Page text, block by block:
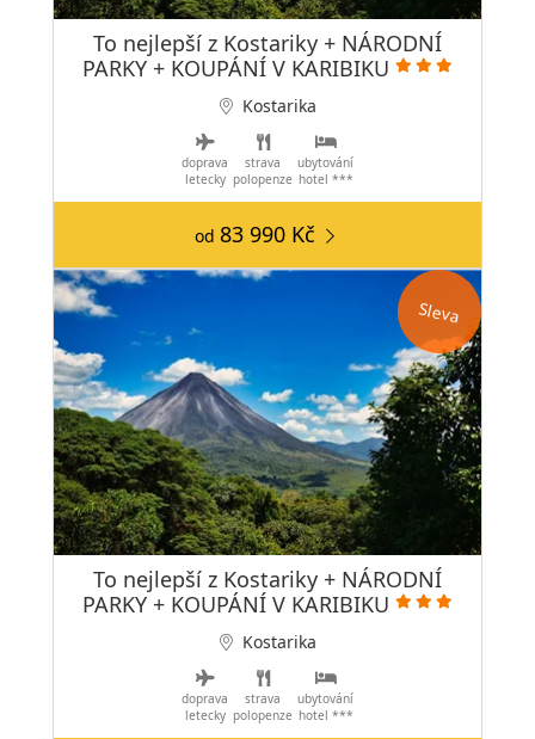
To nejlepší z Kostariky + NÁRODNÍ
PARKY + KOUPÁNÍ V KARIBIKU
Kostarika
doprava
letecky
strava
polopenze
ubytování
hotel ***
od 83 990 Kč
Sleva
To nejlepší z Kostariky + NÁRODNÍ
PARKY + KOUPÁNÍ V KARIBIKU
Kostarika
doprava
letecky
strava
polopenze
ubytování
hotel ***